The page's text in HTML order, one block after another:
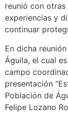
reunió con
experiencias y
continuar
En dicha
Águila, el cual
campo
presentación
Población de
Felipe Lozano